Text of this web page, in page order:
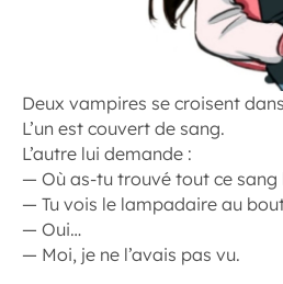
Deux vampires se croisent
L’un est couvert de sang.
L’autre lui demande :
— Où as-tu trouvé tout ce sang
— Tu vois le lampadaire au
— Oui…
— Moi, je ne l’avais pas vu.